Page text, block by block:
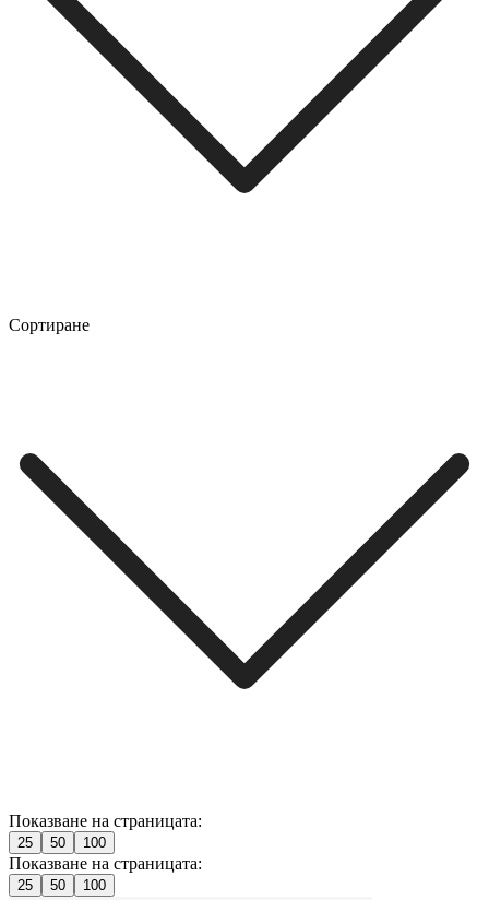
Сортиране
Показване на страницата:
25 50 100
Показване на страницата:
25 50 100